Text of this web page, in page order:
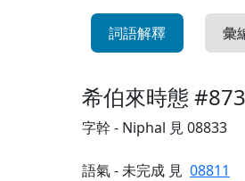
詞語解釋 彙
希伯來時態
字幹 - Niphal 見 08833
語氣 - 未完成 見 08811